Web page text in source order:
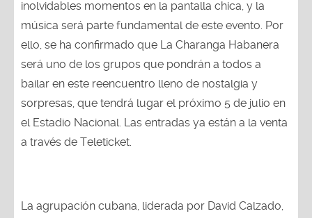
inolvidables momentos en la pantalla chica, y la
música será parte fundamental de este evento. Por
ello, se ha confirmado que La Charanga Habanera
será uno de los grupos que pondrán a todos a
bailar en este reencuentro lleno de nostalgia y
sorpresas, que tendrá lugar el próximo 5 de julio en
el Estadio Nacional. Las entradas ya están a la venta
a través de Teleticket.
La agrupación cubana, liderada por David Calzado,